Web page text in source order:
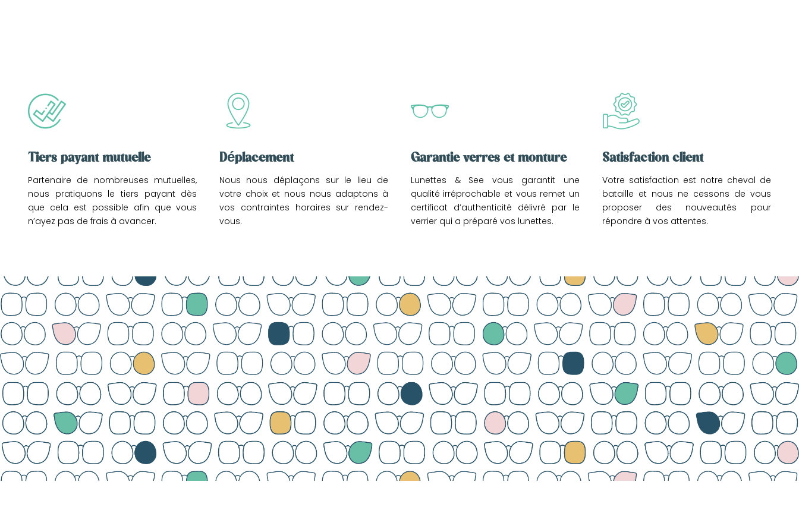
Tiers payant mutuelle
Partenaire de nombreuses mutuelles,
nous pratiquons le tiers payant dès
que cela est possible afin que vous
n’ayez pas de frais à avancer.
Déplacement
Nous nous déplaçons sur le lieu de
votre choix et nous nous adaptons à
vos contraintes horaires sur rendez-
vous.
Garantie verres et monture
Lunettes & See vous garantit une
qualité irréprochable et vous remet un
certificat d’authenticité délivré par le
verrier qui a préparé vos lunettes.
Satisfaction client
Votre satisfaction est notre cheval de
bataille et nous ne cessons de vous
proposer des nouveautés pour
répondre à vos attentes.